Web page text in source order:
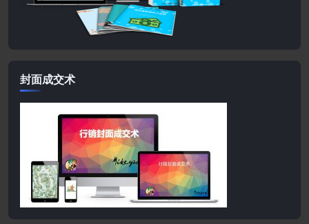
封面成交术